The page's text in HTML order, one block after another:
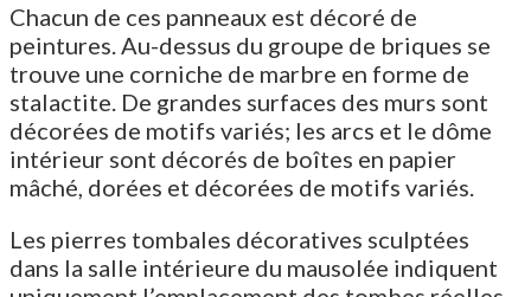
Chacun de ces panneaux est décoré de
peintures. Au-dessus du groupe de briques se
trouve une corniche de marbre en forme de
stalactite. De grandes surfaces des murs sont
décorées de motifs variés; les arcs et le dôme
intérieur sont décorés de boîtes en papier
mâché, dorées et décorées de motifs variés.
Les pierres tombales décoratives sculptées
dans la salle intérieure du mausolée indiquent